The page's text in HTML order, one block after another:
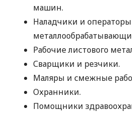
машин.
Наладчики и операторы
Рабочие листового
Сварщики и резчики.
Маляры и смежные
Охранники.
Помощники